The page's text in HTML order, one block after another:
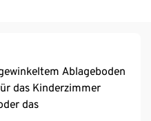
Ablageboden
das Kinderzimmer
das